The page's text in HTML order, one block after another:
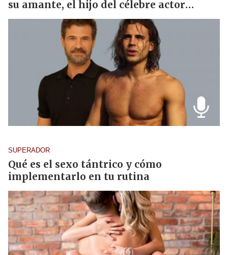
su amante, el hijo del célebre actor
español
SUPERADOR
Qué es el sexo tántrico y cómo
implementarlo en tu rutina